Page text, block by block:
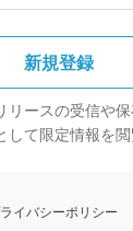
新規登録
リースの受信や
して限定情報を閲
イバシーポリシー